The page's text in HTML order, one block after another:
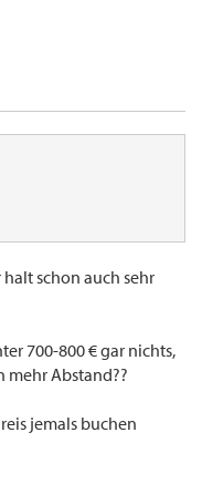
schon auch sehr
700-800 € gar nichts,
mehr Abstand??
jemals buchen